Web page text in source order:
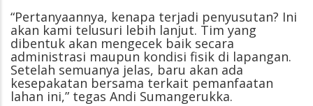
“Pertanyaannya, kenapa terjadi penyusutan? Ini
akan kami telusuri lebih lanjut. Tim yang
dibentuk akan mengecek baik secara
administrasi maupun kondisi fisik di lapangan.
Setelah semuanya jelas, baru akan ada
kesepakatan bersama terkait pemanfaatan
lahan ini,” tegas Andi Sumangerukka.